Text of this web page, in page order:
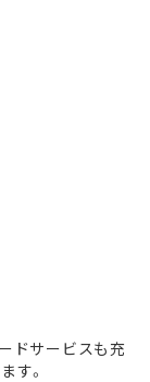
ドサービスも充
す。